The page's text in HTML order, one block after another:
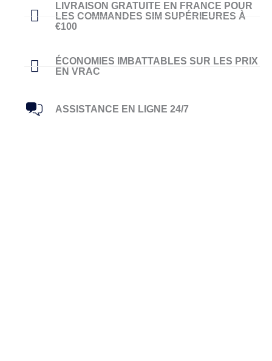
LIVRAISON GRATUITE EN FRANCE POUR
LES COMMANDES SIM SUPÉRIEURES À
€100
ÉCONOMIES IMBATTABLES SUR LES PRIX
EN VRAC
ASSISTANCE EN LIGNE 24/7